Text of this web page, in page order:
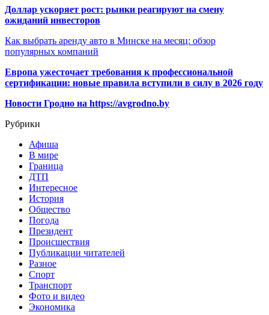
Доллар ускоряет рост: рынки реагируют на смену
ожиданий инвесторов
Как выбрать аренду авто в Минске на месяц: обзор
популярных компаний
Европа ужесточает требования к профессиональной
сертификации: новые правила вступили в силу в 2026 году
Новости Гродно на https://avgrodno.by
Рубрики
Афиша
В мире
Граница
ДТП
Интересное
История
Общество
Погода
Президент
Происшествия
Публикации читателей
Разное
Спорт
Транспорт
Фото и видео
Экономика